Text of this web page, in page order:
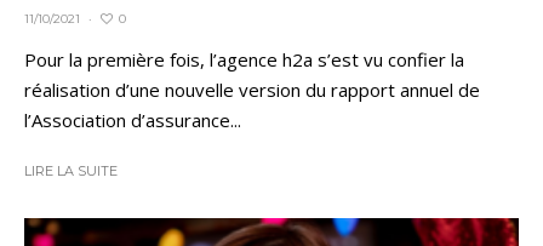
11/10/2021 · 0
Pour la première fois, l’agence h2a s’est vu confier la
réalisation d’une nouvelle version du rapport annuel de
l’Association d’assurance...
LIRE LA SUITE